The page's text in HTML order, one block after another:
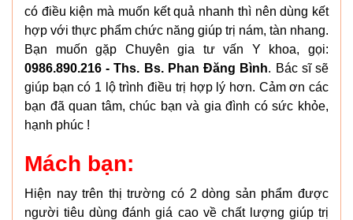
có điều kiện mà muốn kết quả nhanh thì nên dùng kết
hợp với thực phẩm chức năng giúp trị nám, tàn nhang.
Bạn muốn gặp Chuyên gia tư vấn Y khoa, gọi:
0986.890.216 - Ths. Bs. Phan Đăng Bình. Bác sĩ sẽ
giúp bạn có 1 lộ trình điều trị hợp lý hơn. Cảm ơn các
bạn đã quan tâm, chúc bạn và gia đình có sức khỏe,
hạnh phúc !
Mách bạn:
Hiện nay trên thị trường có 2 dòng sản phẩm được
người tiêu dùng đánh giá cao về chất lượng giúp trị